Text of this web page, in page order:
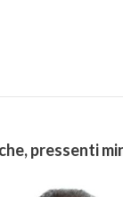
pressenti